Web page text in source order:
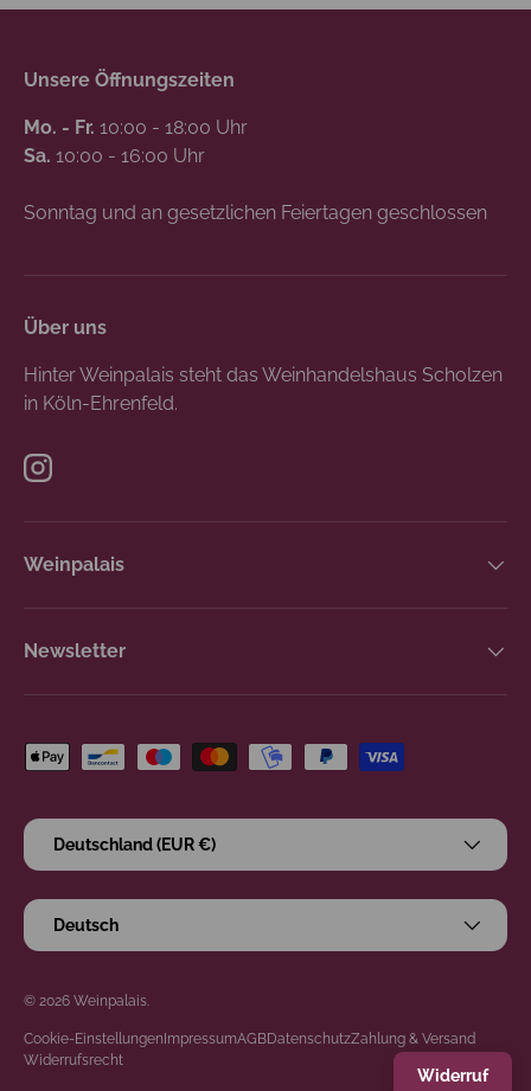
Unsere Öffnungszeiten
Mo. - Fr. 10:00 - 18:00 Uhr
Sa. 10:00 - 16:00 Uhr
Sonntag und an gesetzlichen Feiertagen geschlossen
Über uns
Hinter Weinpalais steht das Weinhandelshaus Scholzen
in Köln-Ehrenfeld.
Instagram
Weinpalais
Newsletter
Zahlungsmethoden
Land/Region
Deutschland (EUR €)
Sprache
Deutsch
© 2026 Weinpalais
Cookie-EinstellungenImpressumAGBDatenschutzZahlung & Versand
Widerrufsrecht
Widerruf